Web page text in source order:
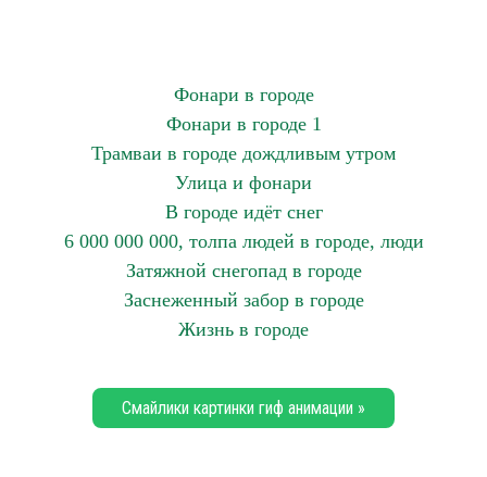
Фонари в городе
Фонари в городе 1
Трамваи в городе дождливым утром
Улица и фонари
В городе идёт снег
6 000 000 000, толпа людей в городе, люди
Затяжной снегопад в городе
Заснеженный забор в городе
Жизнь в городе
Смайлики картинки гиф анимации »